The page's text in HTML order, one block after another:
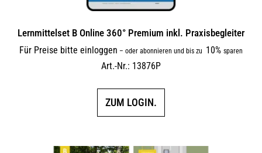
Lernmittelset B Online 360° Premium inkl. Praxisbegleiter
Für Preise bitte einloggen – oder abonnieren und bis zu 10% sparen
Art.-Nr.: 13876P
ZUM LOGIN.